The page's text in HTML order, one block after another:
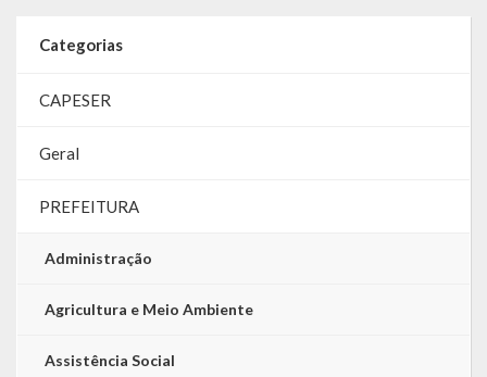
Categorias
CAPESER
Geral
PREFEITURA
Administração
Agricultura e Meio Ambiente
Assistência Social